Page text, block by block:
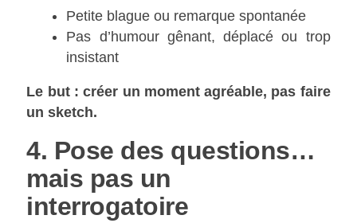
Petite blague ou remarque spontanée
Pas d’humour gênant, déplacé ou trop
insistant
Le but : créer un moment agréable, pas faire
un sketch.
4. Pose des questions…
mais pas un
interrogatoire